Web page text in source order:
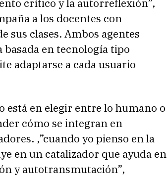
crítico y la autorreflexión”,
a los docentes con
sus clases. Ambos agentes
en tecnología tipo
adaptarse a cada usuario
está en elegir entre lo humano o
cómo se integran en
,”cuando yo pienso en la
en un catalizador que ayuda en
y autotransmutación”,